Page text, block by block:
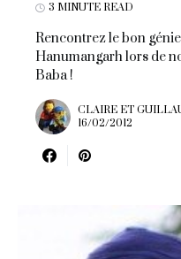
3 MINUTE READ
Rencontrez le bon
Hanumangarh lors de
Baba !
CLAIRE ET
16/02/2012